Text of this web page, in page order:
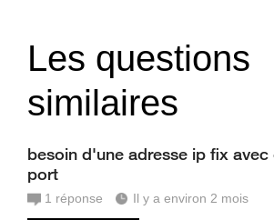
Les questions
similaires
besoin d'une adresse ip fix avec
port
1 réponse Il y a environ 2 mois